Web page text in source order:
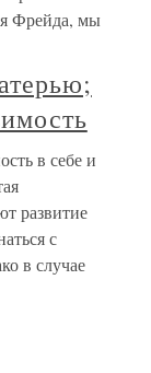
Фрейда, мы
в себе и
развитие
с
в случае